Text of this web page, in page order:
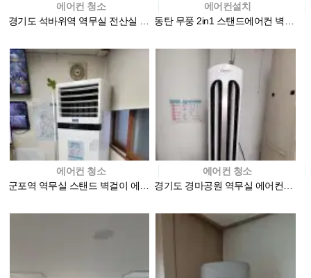
에어컨 청소
에어컨설치
에어컨 청소
군포역 역무실 스탠드 벽걸이 에어컨청소 현장
에어컨 청소
경기도 경마공원 역무실 에어컨청소현장